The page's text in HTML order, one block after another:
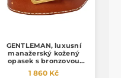
GENTLEMAN, luxusní
manažerský kožený
opasek s bronzovou
1 860 Kč